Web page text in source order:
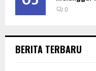
0
BERITA TERBARU